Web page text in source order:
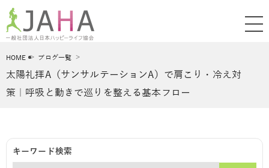
HOME ブログ一覧
太陽礼拝A（サンサルテーションA）で肩こり・冷え対
策｜呼吸と動きで巡りを整える基本フロー
キーワード検索